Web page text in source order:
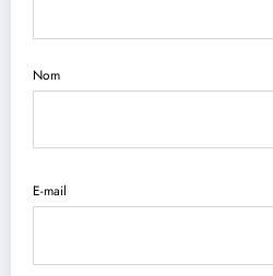
Nom
E-mail